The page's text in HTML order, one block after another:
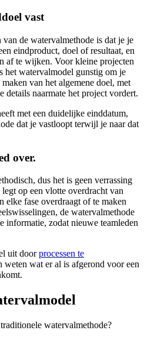
vast
van de watervalmethode is dat je je
eindproduct, doel of resultaat, en
af te wijken. Voor kleine projecten
het watervalmodel gunstig om je
van het algemene doel, met
details naarmate het project vordert.
met een duidelijke einddatum,
dat je vastloopt terwijl je naar dat
over.
dus het is geen verrassing
op een vlotte overdracht van
fase overdraagt of te maken
de watervalmethode
informatie, zodat nieuwe teamleden
uit doorprocessen te
weten wat er al is afgerond voor een
watervalmethode?